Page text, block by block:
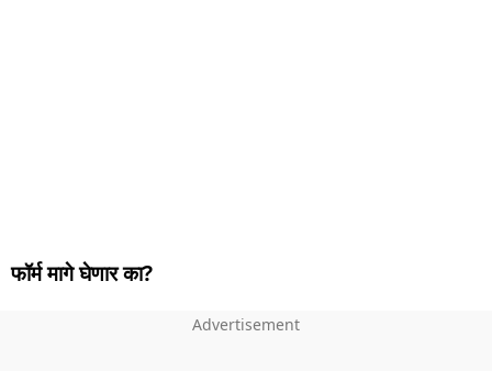
फॉर्म मागे घेणार का?